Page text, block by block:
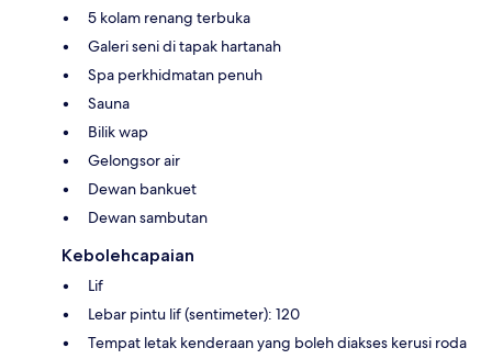
5 kolam renang terbuka
Galeri seni di tapak hartanah
Spa perkhidmatan penuh
Sauna
Bilik wap
Gelongsor air
Dewan bankuet
Dewan sambutan
Kebolehcapaian
Lif
Lebar pintu lif (sentimeter): 120
Tempat letak kenderaan yang boleh diakses kerusi roda